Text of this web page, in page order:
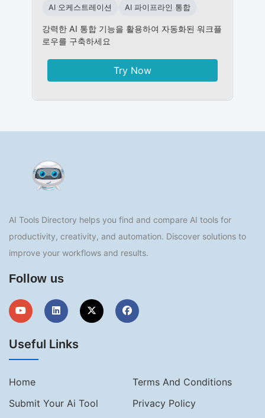
AI 오케스트레이션 AI 파이프라인 통합
강력한 AI 통합 기능을 활용하여 자동화된 워크플
로우를 구축하세요
Try Now
AI Tools Directory helps you find and compare AI tools for
productivity, creativity, and automation. Discover solutions to
improve your workflows and results.
Follow us
Useful Links
Home
Terms And Conditions
Submit Your Ai Tool
Privacy Policy